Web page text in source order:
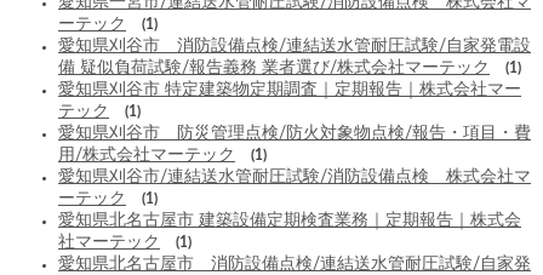
ーテック
(1)
愛知県刈谷市 消防設備点検/連結送水管耐圧試験/自家発電設
備 疑似負荷試験/報告義務 業者選び/株式会社マーテック
(1)
愛知県刈谷市 特定建築物定期調査｜定期報告｜株式会社マー
テック
(1)
愛知県刈谷市 防災管理点検/防火対象物点検/報告・項目・費
用/株式会社マーテック
(1)
愛知県刈谷市/連結送水管耐圧試験/消防設備点検 株式会社マ
ーテック
(1)
愛知県北名古屋市 建築設備定期検査業務｜定期報告｜株式会
社マーテック
(1)
愛知県北名古屋市 消防設備点検/連結送水管耐圧試験/自家発